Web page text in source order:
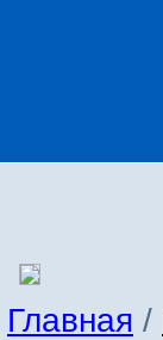
Главная /